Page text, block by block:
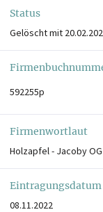
Status
Gelöscht mit
592255p
Firmenwortlaut
Holzapfel - Jacoby OG
Eintragungsdatum
08.11.2022